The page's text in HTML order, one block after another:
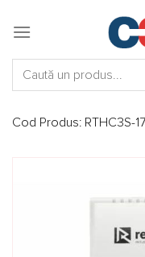
Cod Produs: RTHC3S-